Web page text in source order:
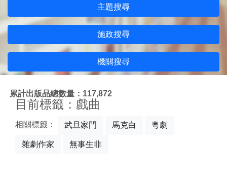
主題搜尋
施政搜尋
機關搜尋
累計出版品總數量：117,872
目前標籤：戲曲
相關標籤： 武旦家門 馬克白 粵劇
雜劇作家 無事生非